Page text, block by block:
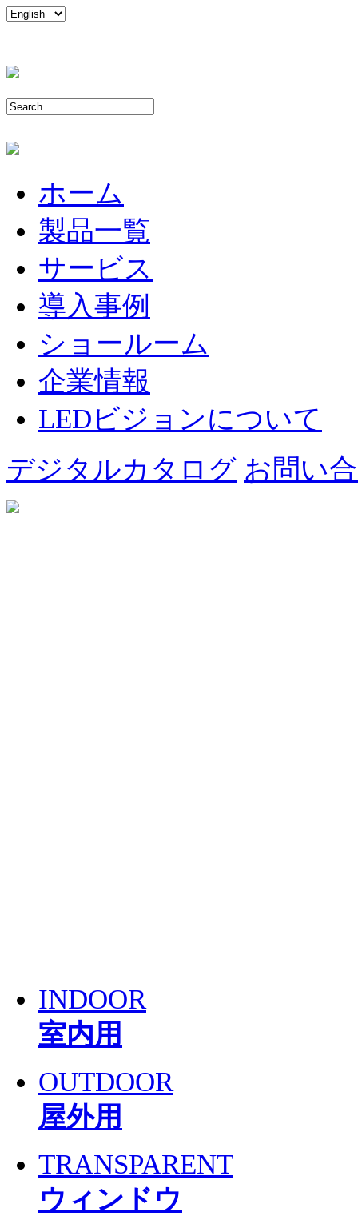
ホーム
製品一覧
サービス
導入事例
ショールーム
企業情報
LEDビジョンについて
デジタルカタログ お問い
INDOOR
室内用
OUTDOOR
屋外用
TRANSPARENT
ウィンドウ